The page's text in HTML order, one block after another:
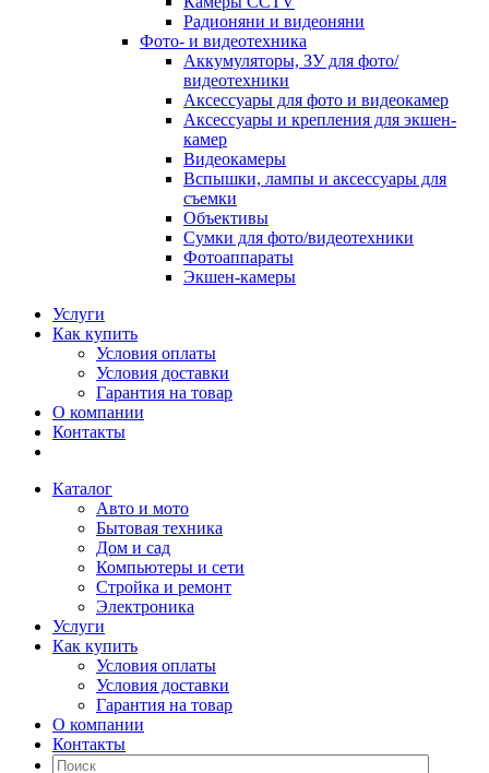
Радионяни и видеоняни
Фото- и видеотехника
Аккумуляторы, ЗУ для фото/
видеотехники
Аксессуары для фото и видеокамер
Аксессуары и крепления для экшен-
камер
Видеокамеры
Вспышки, лампы и аксессуары для
съемки
Объективы
Сумки для фото/видеотехники
Фотоаппараты
Экшен-камеры
Услуги
Как купить
Условия оплаты
Условия доставки
Гарантия на товар
О компании
Контакты
Каталог
Авто и мото
Бытовая техника
Дом и сад
Компьютеры и сети
Стройка и ремонт
Электроника
Услуги
Как купить
Условия оплаты
Условия доставки
Гарантия на товар
О компании
Контакты